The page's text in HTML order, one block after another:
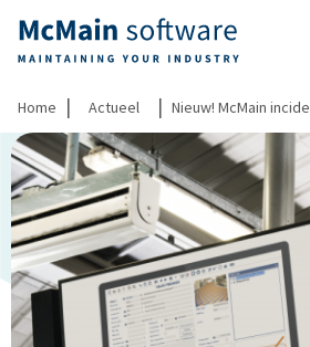
Home | Actueel | Nieuw! McMain